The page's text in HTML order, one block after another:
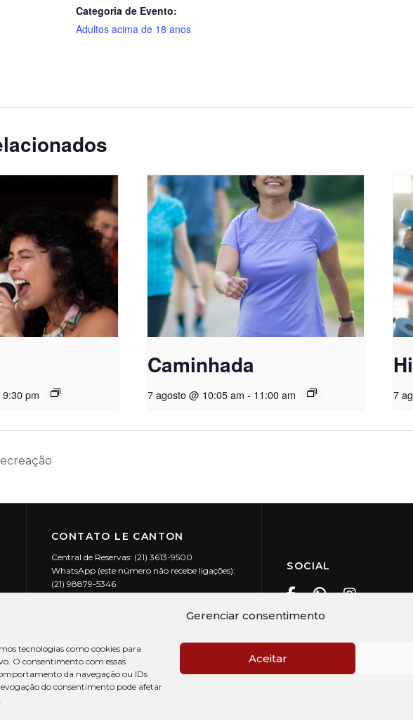
Gerenciar consentimento
tecnologias como cookies para
O consentimento com essas
da navegação ou IDs
do consentimento pode afetar
Aceitar
Categoria de Evento:
Adultos acima de 18 anos
9:30 pm
Caminhada
7 agosto @ 10:05 am - 11:00 am 7
CONTATO LE CANTON
Central de Reservas: (21) 3613-9500
WhatsApp (este número não recebe ligações):
(21) 98879-5346
SOCIAL
reservados